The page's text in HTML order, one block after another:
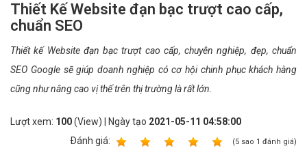
Thiết Kế Website đạn bạc trượt cao cấp,
chuẩn SEO
Thiết kế Website đạn bạc trượt cao cấp, chuyên nghiệp, đẹp, chuẩn
SEO Google sẽ giúp doanh nghiệp có cơ hội chinh phục khách hàng
cũng như nâng cao vị thế trên thị trường là rất lớn.
Lượt xem: 100(View) | Ngày tạo 2021-05-11 04:58:00
Ðánh giá:
(5 sao 1 đánh giá)